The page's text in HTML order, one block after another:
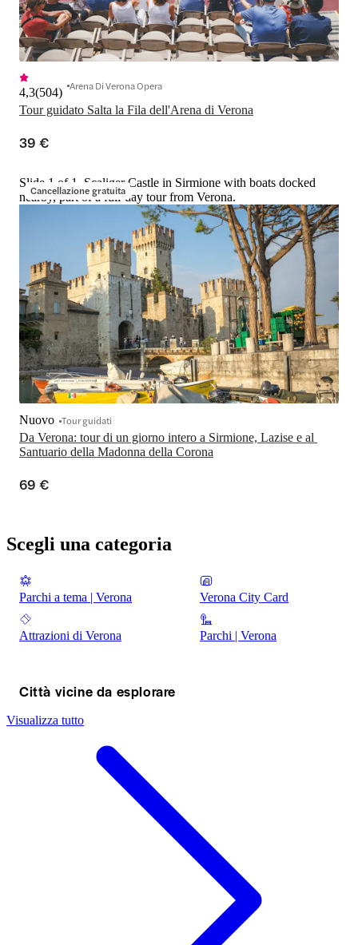
Tour guidato Salta la Fila dell'Arena di Verona
4,3(504) Arena Di Verona Opera
39 €
Cancellazione gratuita
Slide 1 of 1, Scaliger Castle in Sirmione with boats docked
nearby, part of a full-day tour from Verona.
Da Verona: tour di un giorno intero a Sirmione, Lazise e al
Santuario della Madonna della Corona
Nuovo Tour guidati
69 €
Scegli una categoria
Parchi a tema | Verona Verona City Card
Attrazioni di Verona Parchi | Verona
Città vicine da esplorare
Visualizza tutto